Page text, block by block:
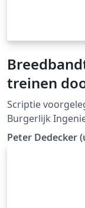
treinen
Fiber
Scriptie
Burgerlijk
Informatie- en
(Downloaded
Peter Dedecker